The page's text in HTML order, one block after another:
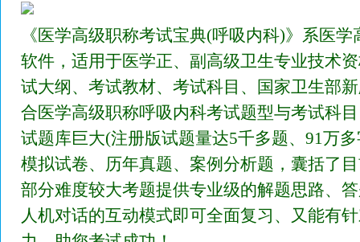
《医学高级职称考试宝典(呼吸内科)》系医
软件，适用于医学正、副高级卫生专业技术
试大纲、考试教材、考试科目、国家卫生部
合医学高级职称呼吸内科考试题型与考试科
试题库巨大(注册版试题量达5千多题、91万
模拟试卷、历年真题、案例分析题，囊括了
部分难度较大考题提供专业级的解题思路、
人机对话的互动模式即可全面复习、又能有